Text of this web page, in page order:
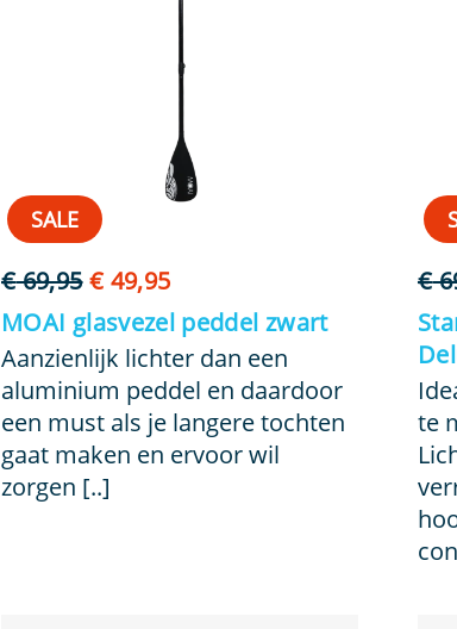
SALE
€69,95 Oorspronkelijke
prijs
was:
€ 69,95.
€49,95Huidige
prijs
is:
€ 49,95.
MOAI glasvezel peddel zwart
Aanzienlijk lichter dan een
aluminium peddel en daardoor
een must als je langere tochten
gaat maken en ervoor wil
zorgen [..]
€
te